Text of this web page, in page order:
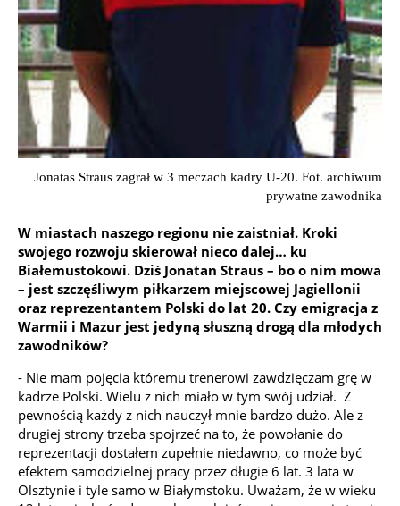
Jonatas Straus zagrał w 3 meczach kadry U-20. Fot. archiwum
prywatne zawodnika
W miastach naszego regionu nie zaistniał. Kroki
swojego rozwoju skierował nieco dalej… ku
Białemustokowi. Dziś Jonatan Straus – bo o nim mowa
– jest szczęśliwym piłkarzem miejscowej Jagiellonii
oraz reprezentantem Polski do lat 20. Czy emigracja z
Warmii i Mazur jest jedyną słuszną drogą dla młodych
zawodników?
- Nie mam pojęcia któremu trenerowi zawdzięczam grę w
kadrze Polski. Wielu z nich miało w tym swój udział. Z
pewnością każdy z nich nauczył mnie bardzo dużo. Ale z
drugiej strony trzeba spojrzeć na to, że powołanie do
reprezentacji dostałem zupełnie niedawno, co może być
efektem samodzielnej pracy przez długie 6 lat. 3 lata w
Olsztynie i tyle samo w Białymstoku. Uważam, że w wieku